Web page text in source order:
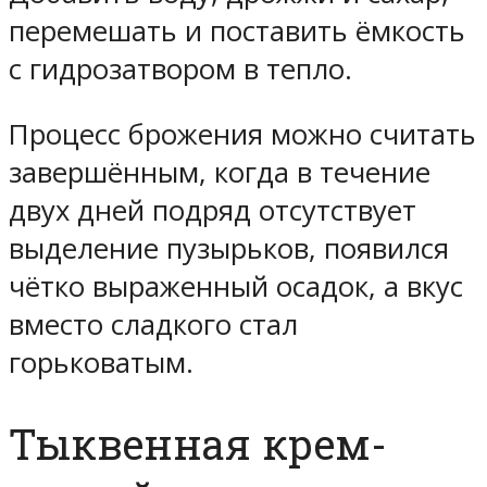
перемешать и поставить ёмкость
с гидрозатвором в тепло.
Процесс брожения можно считать
завершённым, когда в течение
двух дней подряд отсутствует
выделение пузырьков, появился
чётко выраженный осадок, а вкус
вместо сладкого стал
горьковатым.
Тыквенная крем-